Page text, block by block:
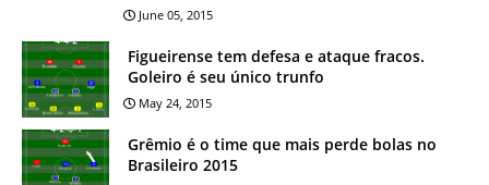
June 05, 2015
Figueirense tem defesa e ataque fracos.
Goleiro é seu único trunfo
May 24, 2015
Grêmio é o time que mais perde bolas no
Brasileiro 2015